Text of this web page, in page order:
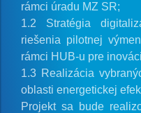
rámci úradu MZ SR;
1.2 Stratégia
riešenia pilotnej
rámci HUB-u pre
1.3 Realizácia
oblasti energetickej
Projekt sa bude